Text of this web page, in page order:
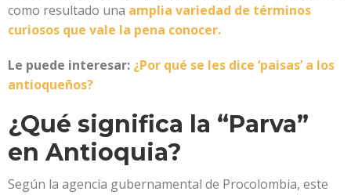
como resultado una amplia variedad de términos
curiosos que vale la pena conocer.
Le puede interesar: ¿Por qué se les dice ‘paisas’ a los
antioqueños?
¿Qué significa la “Parva”
en Antioquia?
Según la agencia gubernamental de Procolombia, este